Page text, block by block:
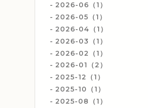
2026-06（1）
2026-05（1）
2026-04（1）
2026-03（1）
2026-02（1）
2026-01（2）
2025-12（1）
2025-10（1）
2025-08（1）